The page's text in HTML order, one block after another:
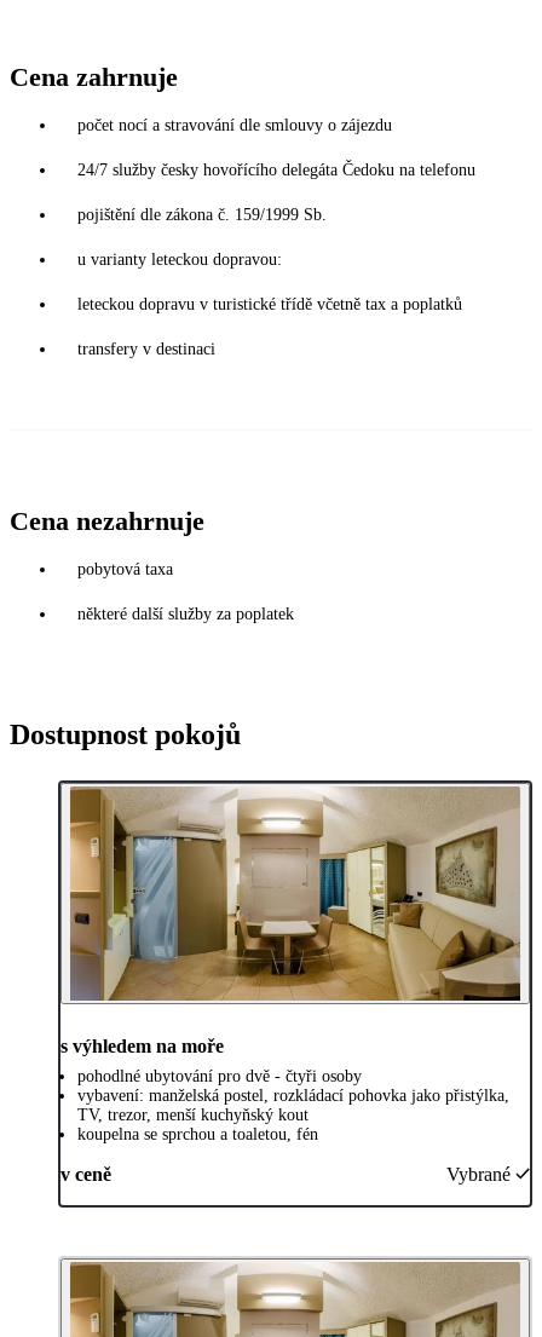
Cena zahrnuje
počet nocí a stravování dle smlouvy o zájezdu
24/7 služby česky hovořícího delegáta Čedoku na telefonu
pojištění dle zákona č. 159/1999 Sb.
u varianty leteckou dopravou:
leteckou dopravu v turistické třídě včetně tax a poplatků
transfery v destinaci
Cena nezahrnuje
pobytová taxa
některé další služby za poplatek
Dostupnost pokojů
s výhledem na moře
pohodlné ubytování pro dvě - čtyři osoby
vybavení: manželská postel, rozkládací pohovka jako přistýlka,
TV, trezor, menší kuchyňský kout
koupelna se sprchou a toaletou, fén
v ceně Vybrané